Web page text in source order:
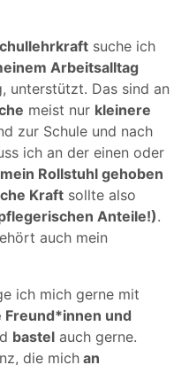
suche ich
Arbeitsalltag
unterstützt. Das sind an
meist nur kleinere
zur Schule und nach
ich an der einen oder
mein Rollstuhl gehoben
Kraft sollte also
Anteile!).
auch mein
ich mich gerne mit
und
bastel auch gerne.
die michan